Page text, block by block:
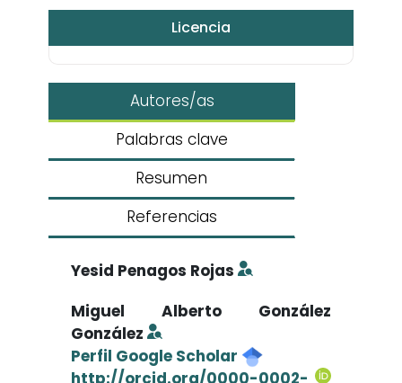
Licencia
Autores/as
Palabras clave
Resumen
Referencias
Yesid Penagos Rojas
Miguel Alberto González
González
Perfil Google Scholar